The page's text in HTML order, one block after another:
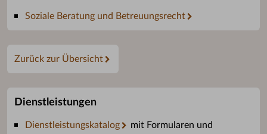
Soziale Beratung und Betreuungsrecht
Zurück zur Übersicht
Dienstleistungen
Dienstleistungskatalog
mit Formularen und